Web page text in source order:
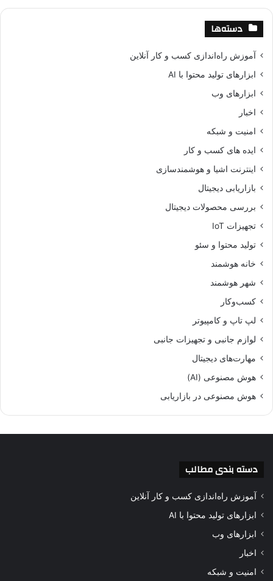
دسته‌ها
آموزش راه‌اندازی کسب و کار آنلاین
ابزارهای تولید محتوا با AI
ابزارهای وب
اخبار
امنیت و شبکه
ایده های کسب و کار
اینترنت اشیا و هوشمندسازی
بازاریابی دیجیتال
بررسی محصولات دیجیتال
تجهیزات IoT
تولید محتوا و سئو
خانه هوشمند
شهر هوشمند
کسب‌وکار
لپ تاپ و کامپیوتر
لوازم جانبی و تجهیزات جانبی
مهارت‌های دیجیتال
هوش مصنوعی (AI)
هوش مصنوعی در بازاریابی
دسته بندی مطالب
آموزش راه‌اندازی کسب و کار آنلاین
ابزارهای تولید محتوا با AI
ابزارهای وب
اخبار
امنیت و شبکه